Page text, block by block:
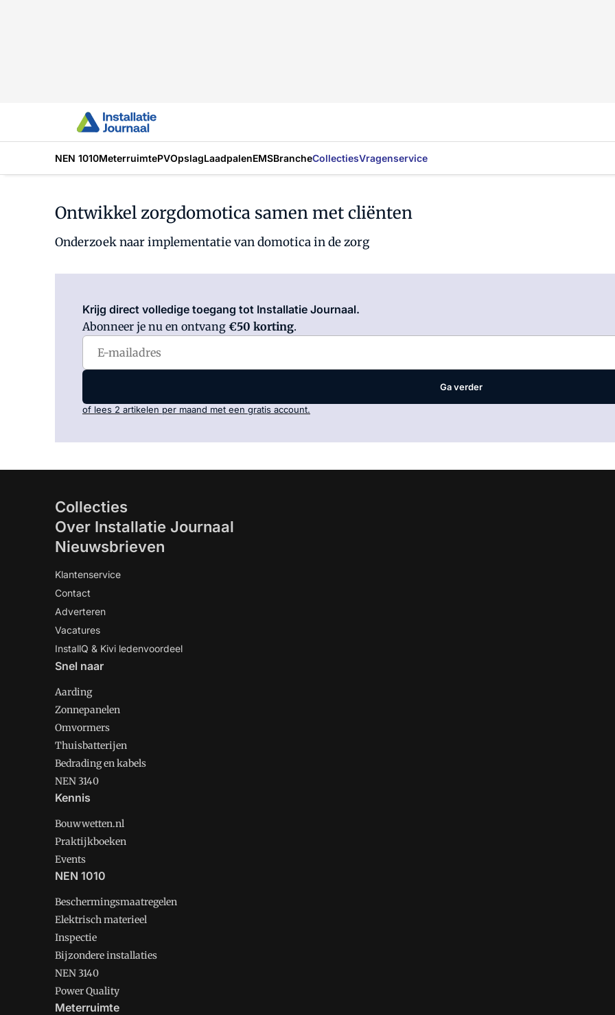
NEN 1010MeterruimtePVOpslagLaadpalenEMSBrancheCollectiesVragenservice
Ontwikkel zorgdomotica samen met cliënten
Onderzoek naar implementatie van domotica in de zorg
Krijg direct volledige toegang tot Installatie Journaal.
Abonneer je nu en ontvang €50 korting.
Ga verder
of lees 2 artikelen per maand met een gratis account.
Collecties
Over Installatie Journaal
Nieuwsbrieven
Klantenservice
Contact
Adverteren
Vacatures
InstallQ & Kivi ledenvoordeel
Snel naar
Aarding
Zonnepanelen
Omvormers
Thuisbatterijen
Bedrading en kabels
NEN 3140
Kennis
Bouwwetten.nl
Praktijkboeken
Events
NEN 1010
Beschermingsmaatregelen
Elektrisch materieel
Inspectie
Bijzondere installaties
NEN 3140
Power Quality
Meterruimte